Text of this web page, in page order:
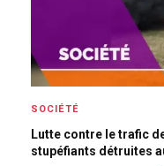
SOCIÉTÉ
Lutte contre le trafic
stupéfiants détruites